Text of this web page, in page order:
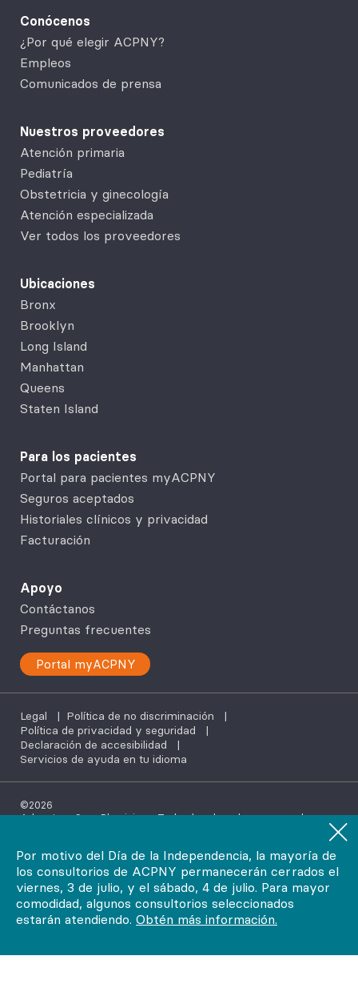
Por motivo del Día de la Independencia, la mayoría de
los consultorios de ACPNY permanecerán cerrados el
viernes, 3 de julio, y el sábado, 4 de julio. Para mayor
comodidad, algunos consultorios seleccionados
estarán atendiendo. Obtén más información.
Conócenos
¿Por qué elegir ACPNY?
Empleos
Comunicados de prensa
Nuestros proveedores
Atención primaria
Pediatría
Obstetricia y ginecología
Atención especializada
Ver todos los proveedores
Ubicaciones
Bronx
Brooklyn
Long Island
Manhattan
Queens
Staten Island
Para los pacientes
Portal para pacientes myACPNY
Seguros aceptados
Historiales clínicos y privacidad
Facturación
Apoyo
Contáctanos
Preguntas frecuentes
Portal myACPNY
Legal | Política de no discriminación
|
Política de privacidad y seguridad
|
Declaración de accesibilidad
|
Servicios de ayuda en tu idioma
©2026
AdvantageCare Physicians. Todos los derechos reservados.